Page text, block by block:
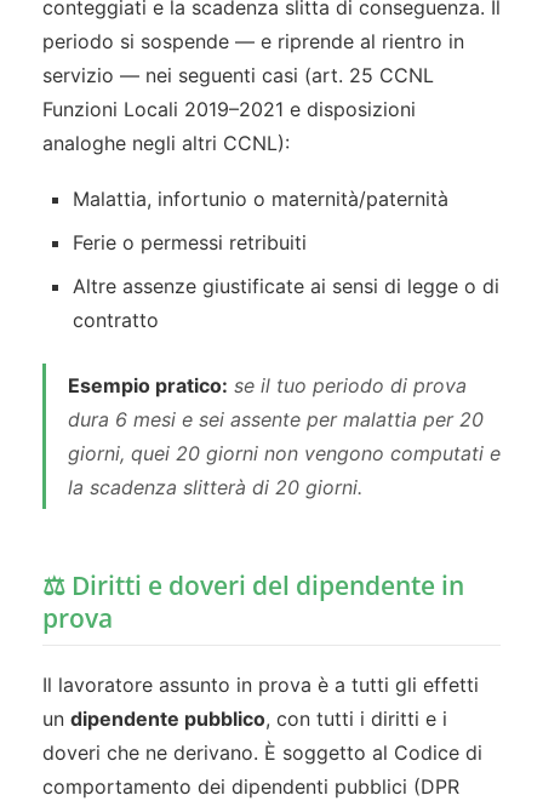
conteggiati e la scadenza slitta di conseguenza. Il
periodo si sospende — e riprende al rientro in
servizio — nei seguenti casi (art. 25 CCNL
Funzioni Locali 2019–2021 e disposizioni
analoghe negli altri CCNL):
Malattia, infortunio o maternità/paternità
Ferie o permessi retribuiti
Altre assenze giustificate ai sensi di legge o di
contratto
Esempio pratico: se il tuo periodo di prova
dura 6 mesi e sei assente per malattia per 20
giorni, quei 20 giorni non vengono computati e
la scadenza slitterà di 20 giorni.
⚖️ Diritti e doveri del dipendente in
prova
Il lavoratore assunto in prova è a tutti gli effetti
un dipendente pubblico, con tutti i diritti e i
doveri che ne derivano. È soggetto al Codice di
comportamento dei dipendenti pubblici (DPR